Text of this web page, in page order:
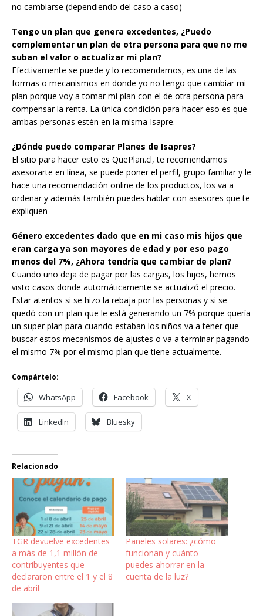
no cambiarse (dependiendo del caso a caso)
Tengo un plan que genera excedentes, ¿Puedo
complementar un plan de otra persona para que no me
suban el valor o actualizar mi plan?
Efectivamente se puede y lo recomendamos, es una de las
formas o mecanismos en donde yo no tengo que cambiar mi
plan porque voy a tomar mi plan con el de otra persona para
compensar la renta. La única condición para hacer eso es que
ambas personas estén en la misma Isapre.
¿Dónde puedo comparar Planes de Isapres?
El sitio para hacer esto es QuePlan.cl, te recomendamos
asesorarte en línea, se puede poner el perfil, grupo familiar y le
hace una recomendación online de los productos, los va a
ordenar y además también puedes hablar con asesores que te
expliquen
Género excedentes dado que en mi caso mis hijos que
eran carga ya son mayores de edad y por eso pago
menos del 7%, ¿Ahora tendría que cambiar de plan?
Cuando uno deja de pagar por las cargas, los hijos, hemos
visto casos donde automáticamente se actualizó el precio.
Estar atentos si se hizo la rebaja por las personas y si se
quedó con un plan que le está generando un 7% porque quería
un super plan para cuando estaban los niños va a tener que
buscar estos mecanismos de ajustes o va a terminar pagando
el mismo 7% por el mismo plan que tiene actualmente.
Compártelo:
WhatsApp Facebook X
LinkedIn Bluesky
Relacionado
TGR devuelve excedentes
a más de 1,1 millón de
contribuyentes que
declararon entre el 1 y el 8
de abril
Paneles solares: ¿cómo
funcionan y cuánto
puedes ahorrar en la
cuenta de la luz?